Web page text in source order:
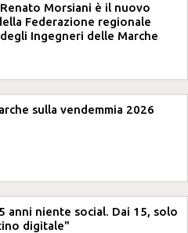
Morsiani è il nuovo
Federazione regionale
Ingegneri delle Marche
sulla vendemmia 2026
anni niente social. Dai 15, solo
digitale"